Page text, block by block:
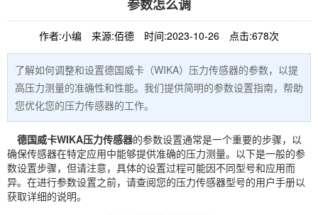
参数怎么调
作者:小编 来源:佰德 时间:2023-10-26 点击:678次
了解如何调整和设置德国威卡（WIKA）压力传感器的参数，以提
高压力测量的准确性和性能。我们提供简明的参数设置指南，帮助
您优化您的压力传感器的工作。
德国威卡WIKA压力传感器的参数设置通常是一个重要的步骤，以
确保传感器在特定应用中能够提供准确的压力测量。以下是一般的参
数设置步骤，但请注意，具体的设置过程可能因不同型号和应用而
异。在进行参数设置之前，请查阅您的压力传感器型号的用户手册以
获取详细的说明。